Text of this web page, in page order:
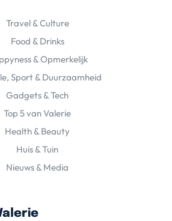
Travel & Culture
Food & Drinks
& Opmerkelijk
Sport & Duurzaamheid
Gadgets & Tech
Top 5 van Valerie
Health & Beauty
Huis & Tuin
Nieuws & Media